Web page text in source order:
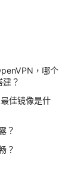
，哪个
？
佳镜像是什
？
？